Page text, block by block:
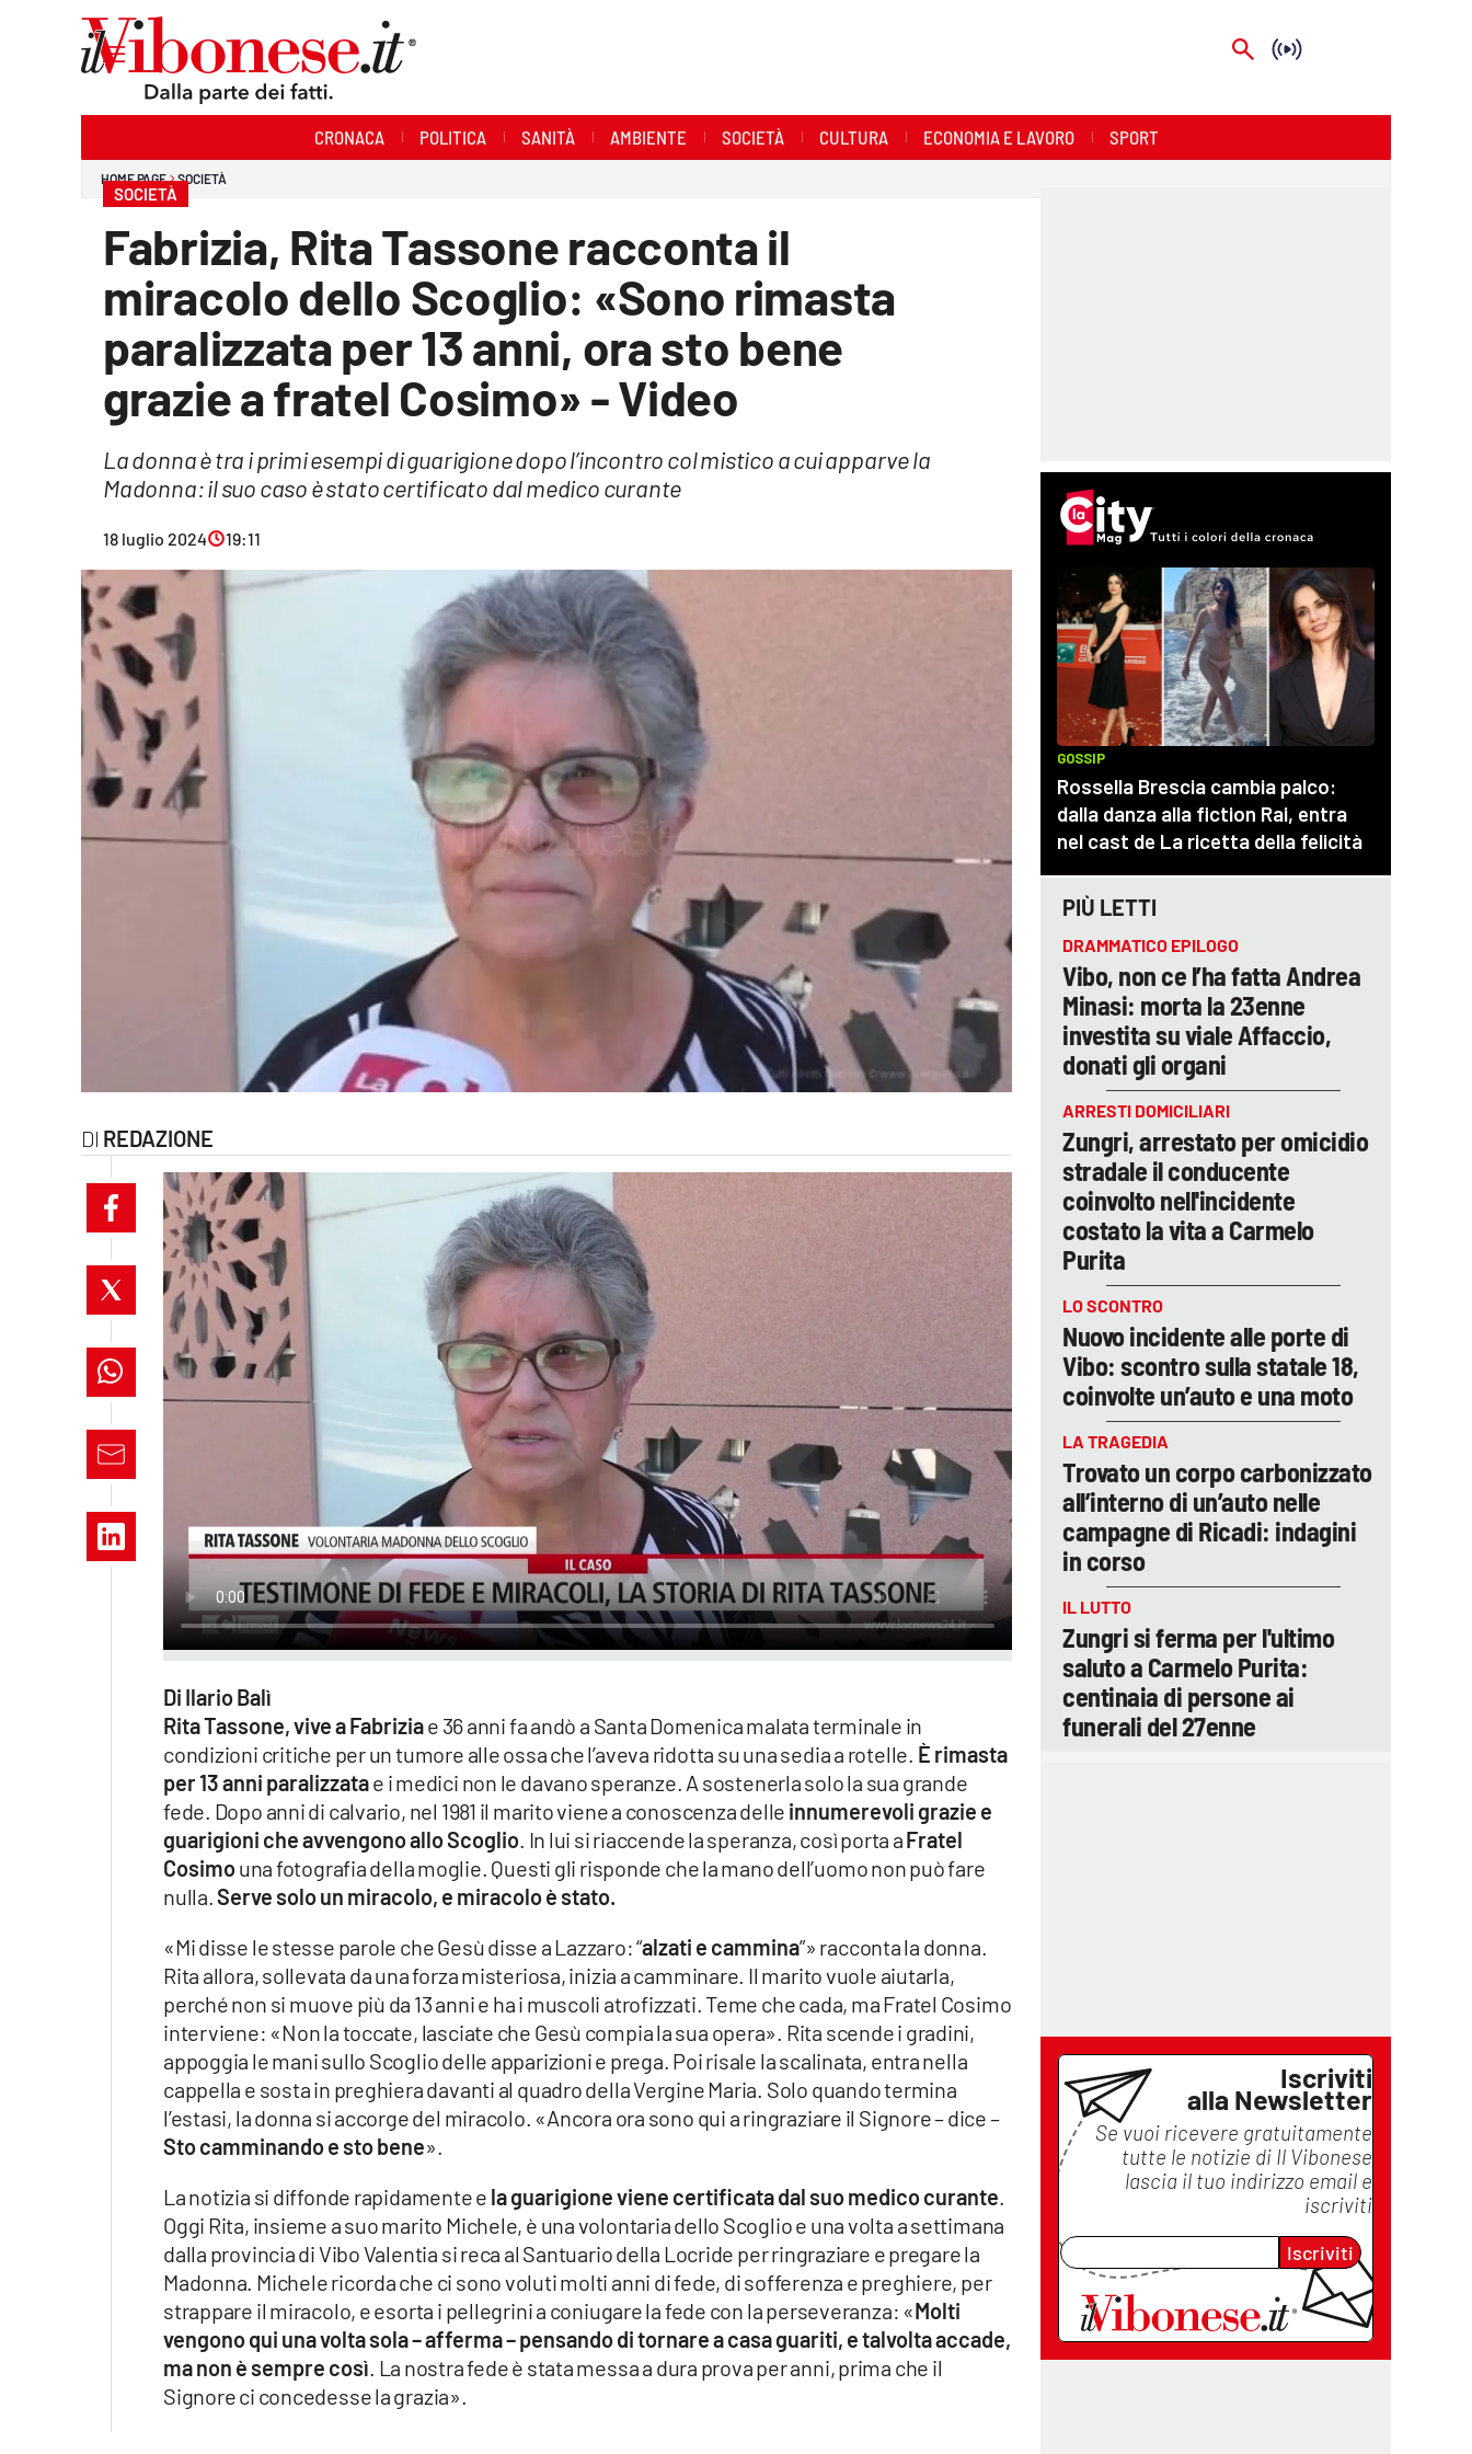
Economia e Lavoro
Streaming
catanzarochannel.it
lacapitalenews.it
Vai
CRONACA POLITICA SANITÀ AMBIENTE SOCIETÀ CULTURA ECONOMIA E LAVORO SPORT
HOME PAGE SOCIETÀ
SOCIETÀ
Fabrizia, Rita Tassone racconta il
miracolo dello Scoglio: «Sono rimasta
paralizzata per 13 anni, ora sto bene
grazie a fratel Cosimo» - Video
La donna è tra i primi esempi di guarigione dopo l’incontro col mistico a cui apparve la
Madonna: il suo caso è stato certificato dal medico curante
18 luglio 2024 19:11
REDAZIONE
Di Ilario Balì
Rita Tassone, vive a Fabriziae 36 anni fa andò a Santa Domenica malata terminale in
condizioni critiche per un tumore alle ossa che l’aveva ridotta su una sedia a rotelle. È rimasta
per 13 anni paralizzatae i medici non le davano speranze. A sostenerla solo la sua grande
fede. Dopo anni di calvario, nel 1981 il marito viene a conoscenza delle innumerevoli grazie e
guarigioni che avvengono allo Scoglio. In lui si riaccende la speranza, così porta aFratel
Cosimouna fotografia della moglie. Questi gli risponde che la mano dell’uomo non può fare
nulla.Serve solo un miracolo, e miracolo è stato.
«Mi disse le stesse parole che Gesù disse a Lazzaro: “alzati e cammina”» racconta la donna.
Rita allora, sollevata da una forza misteriosa, inizia a camminare. Il marito vuole aiutarla,
perché non si muove più da 13 anni e ha i muscoli atrofizzati. Teme che cada, ma Fratel Cosimo
interviene: «Non la toccate, lasciate che Gesù compia la sua opera». Rita scende i gradini,
appoggia le mani sullo Scoglio delle apparizioni e prega. Poi risale la scalinata, entra nella
cappella e sosta in preghiera davanti al quadro della Vergine Maria. Solo quando termina
l’estasi, la donna si accorge del miracolo. «Ancora ora sono qui a ringraziare il Signore – dice –
Sto camminando e sto bene».
La notizia si diffonde rapidamente e la guarigione viene certificata dal suo medico curante.
Oggi Rita, insieme a suo marito Michele, è una volontaria dello Scoglio e una volta a settimana
dalla provincia di Vibo Valentia si reca al Santuario della Locride per ringraziare e pregare la
Madonna. Michele ricorda che ci sono voluti molti anni di fede, di sofferenza e preghiere, per
strappare il miracolo, e esorta i pellegrini a coniugare la fede con la perseveranza: «Molti
vengono qui una volta sola – afferma – pensando di tornare a casa guariti, e talvolta accade,
ma non è sempre così. La nostra fede è stata messa a dura prova per anni, prima che il
Signore ci concedesse la grazia».
PIÙ LETTI
DRAMMATICO EPILOGO
Vibo, non ce l’ha fatta Andrea
Minasi: morta la 23enne
investita su viale Affaccio,
donati gli organi
ARRESTI DOMICILIARI
Zungri, arrestato per omicidio
stradale il conducente
coinvolto nell'incidente
costato la vita a Carmelo
Purita
LO SCONTRO
Nuovo incidente alle porte di
Vibo: scontro sulla statale 18,
coinvolte un’auto e una moto
LA TRAGEDIA
Trovato un corpo carbonizzato
all’interno di un’auto nelle
campagne di Ricadi: indagini
in corso
IL LUTTO
Zungri si ferma per l'ultimo
saluto a Carmelo Purita:
centinaia di persone ai
funerali del 27enne
Iscriviti
alla Newsletter
Se vuoi ricevere gratuitamente
tutte le notizie di Il Vibonese
lascia il tuo indirizzo email e
iscriviti
Iscriviti